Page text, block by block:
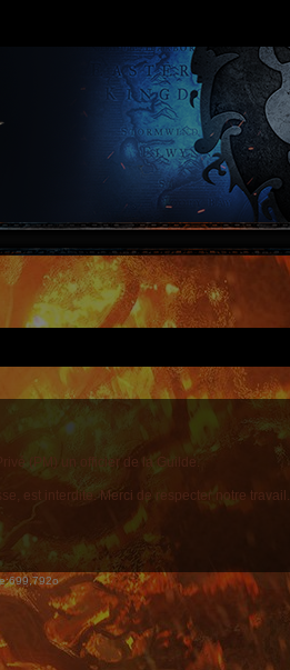
(PM) un officier de la Guilde.
est interdite. Merci de respecter notre travail.